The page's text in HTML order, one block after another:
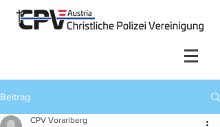
Beitrag
CPV Vorarlberg